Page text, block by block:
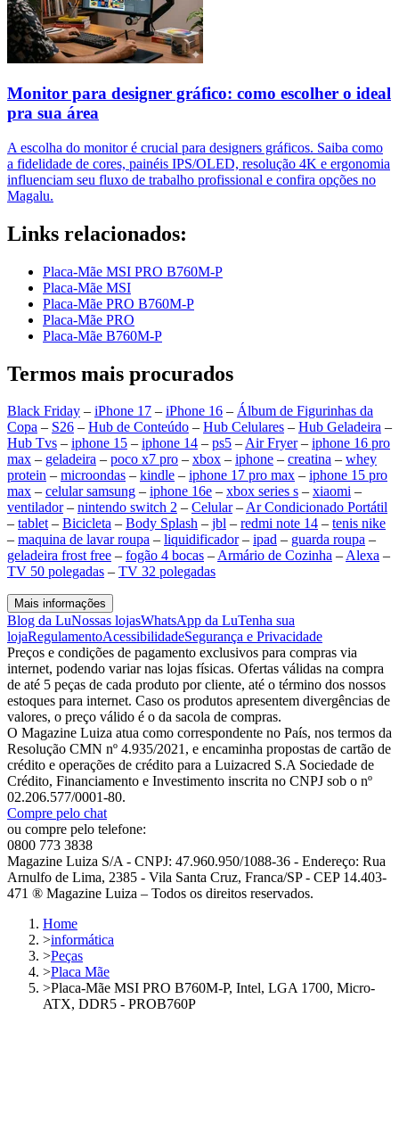
Monitor para designer gráfico: como escolher o ideal
pra sua área
A escolha do monitor é crucial para designers gráficos. Saiba como
a fidelidade de cores, painéis IPS/OLED, resolução 4K e ergonomia
influenciam seu fluxo de trabalho profissional e confira opções no
Magalu.
Links relacionados:
Placa-Mãe MSI PRO B760M-P
Placa-Mãe MSI
Placa-Mãe PRO B760M-P
Placa-Mãe PRO
Placa-Mãe B760M-P
Termos mais procurados
Black Friday – iPhone 17 – iPhone 16 – Álbum de Figurinhas da
Copa – S26 – Hub de Conteúdo – Hub Celulares – Hub Geladeira –
Hub Tvs – iphone 15 – iphone 14 – ps5 –Air Fryer– iphone 16 pro
max – geladeira – poco x7 pro – xbox – iphone – creatina – whey
protein – microondas – kindle – iphone 17 pro max – iphone 15 pro
max – celular samsung – iphone 16e – xbox series s – xiaomi –
ventilador– nintendo switch 2 – Celular–Ar Condicionado Portátil
– tablet– Bicicleta – Body Splash – jbl – redmi note 14 – tenis nike
– maquina de lavar roupa – liquidificador– ipad – guarda roupa –
geladeira frost free – fogão 4 bocas –Armário de Cozinha –Alexa –
TV 50 polegadas – TV 32 polegadas
Mais informações
Blog da LuNossas lojasWhatsApp da LuTenha sua
lojaRegulamentoAcessibilidadeSegurança e Privacidade
Preços e condições de pagamento exclusivos para compras via
internet, podendo variar nas lojas físicas. Ofertas válidas na compra
de até 5 peças de cada produto por cliente, até o término dos nossos
estoques para internet. Caso os produtos apresentem divergências de
valores, o preço válido é o da sacola de compras.
O Magazine Luiza atua como correspondente no País, nos termos da
Resolução CMN nº 4.935/2021, e encaminha propostas de cartão de
crédito e operações de crédito para a Luizacred S.A Sociedade de
Crédito, Financiamento e Investimento inscrita no CNPJ sob o nº
02.206.577/0001-80.
Compre pelo chat
ou compre pelo telefone:
0800 773 3838
Magazine Luiza S/A - CNPJ: 47.960.950/1088-36 - Endereço: Rua
Arnulfo de Lima, 2385 - Vila Santa Cruz, Franca/SP - CEP 14.403-
471 ® Magazine Luiza – Todos os direitos reservados.
Home
>informática
>Peças
>Placa Mãe
>Placa-Mãe MSI PRO B760M-P, Intel, LGA 1700, Micro-
ATX, DDR5 - PROB760P